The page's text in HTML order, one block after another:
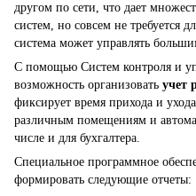
другом по сети, что дает
систем, но совсем не требуется
система может управлять
С помощью Систем контроля и
возможность организовать учет
фиксирует время прихода и
различным помещениям и
числе и для бухгалтера.
Специальное программное
формировать следующие отчеты: